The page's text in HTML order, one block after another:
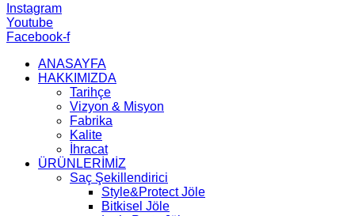
Instagram
Youtube
Facebook-f
ANASAYFA
HAKKIMIZDA
Tarihçe
Vizyon & Misyon
Fabrika
Kalite
İhracat
ÜRÜNLERİMİZ
Saç Şekillendirici
Style&Protect Jöle
Bitkisel Jöle